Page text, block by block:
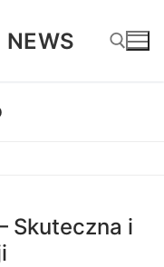
NEWS
Skuteczna i